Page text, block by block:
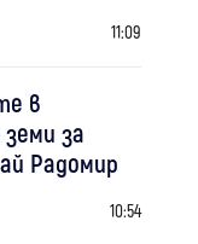
11:09
в
за
Радомир
10:54